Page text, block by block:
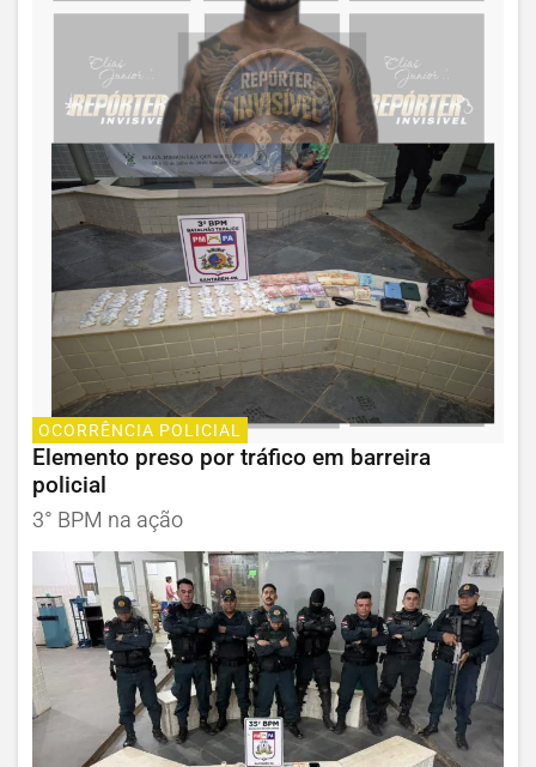
OCORRÊNCIA POLICIAL
Elemento preso por tráfico em barreira
policial
3° BPM na ação